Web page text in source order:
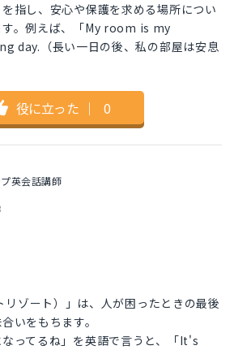
指し、安心や保護を求める場所につい
す。例えば、「My room is my
day.（長い一日の後、私の部屋は安息
役に立った ｜ 0
英会話講師
ゾート）」は、人が困ったときの最後
いをもちます。
なってるね」を英語で言うと、「It's